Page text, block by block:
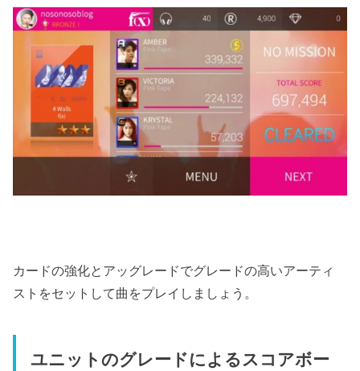
カードの強化とアッグレードでグレードの高いアーティ
ストをセットして曲をプレイしましょう。
ユニットのグレードによるスコアボー